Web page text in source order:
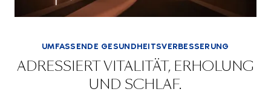
UMFASSENDE GESUNDHEITSVERBESSERUNG
ADRESSIERT VITALITÄT, ERHOLUNG
UND SCHLAF.